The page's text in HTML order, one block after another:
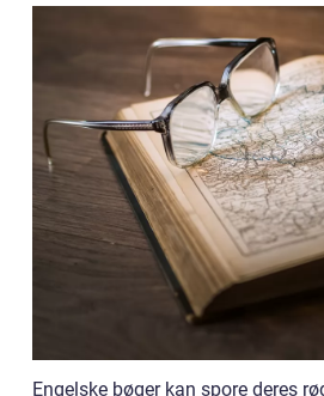
Engelske bøger kan spore deres